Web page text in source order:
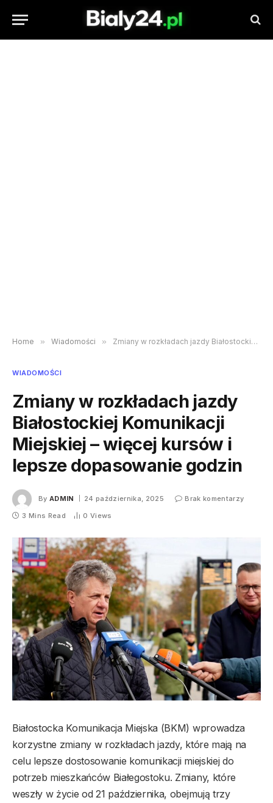
Home » Wiadomości » Zmiany w rozkładach jazdy Białostockiej Komunikacji Miejskiej – więcej kursów i lepsze dopasowanie godzin
WIADOMOŚCI
Zmiany w rozkładach jazdy
Białostockiej Komunikacji
Miejskiej – więcej kursów i
lepsze dopasowanie godzin
By ADMIN 24 października, 2025
Brak komentarzy
3 Mins Read
0 Views
Białostocka Komunikacja Miejska (BKM) wprowadza
korzystne zmiany w rozkładach jazdy, które mają na
celu lepsze dostosowanie komunikacji miejskiej do
potrzeb mieszkańców Białegostoku. Zmiany, które
weszły w życie od 21 października, obejmują trzy